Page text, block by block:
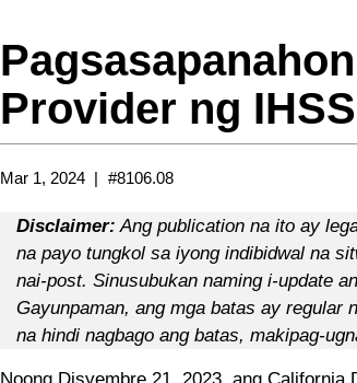
Provider ng IHSS
Mar 1, 2024 #8106.08
Disclaimer: Ang publication na ito ay
na payo tungkol sa iyong indibidwal na
nai-post. Sinusubukan naming i-update
Gayunpaman, ang mga batas ay regular
na hindi nagbago ang batas, makipag-